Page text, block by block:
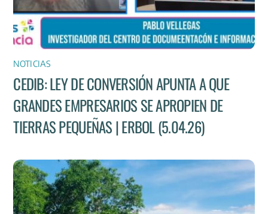
NOTICIAS
CEDIB: LEY DE CONVERSIÓN APUNTA A QUE
GRANDES EMPRESARIOS SE APROPIEN DE
TIERRAS PEQUEÑAS | ERBOL (5.04.26)